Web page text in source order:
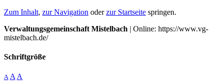
Zum Inhalt, zur Navigation oderzur Startseite springen.
Verwaltungsgemeinschaft Mistelbach | Online: https://www.vg-
mistelbach.de/
Schriftgröße
A A A